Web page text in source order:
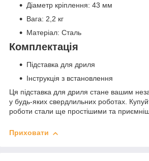
Діаметр кріплення: 43 мм
Вага: 2,2 кг
Матеріал: Сталь
Комплектація
Підставка для дриля
Інструкція з встановлення
Ця підставка для дриля стане вашим
у будь-яких свердлильних роботах.
роботи стали ще простішими та
Приховати